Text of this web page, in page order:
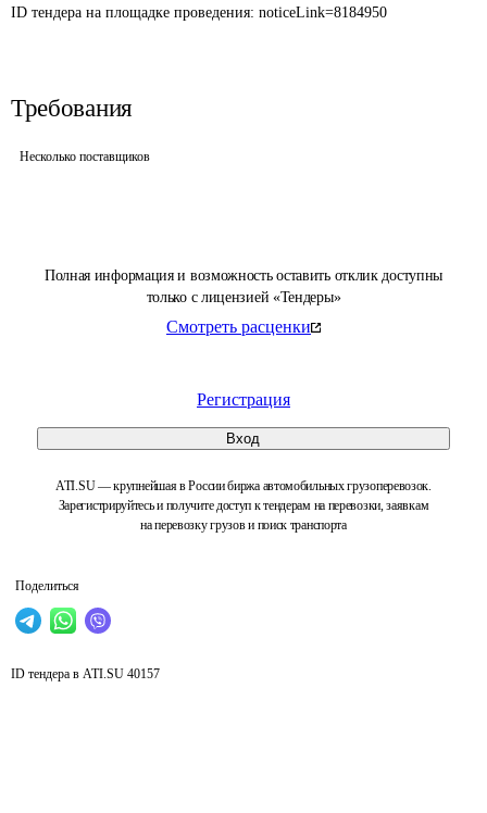
Полная информация и возможность оставить отклик доступны
только с лицензией «Тендеры»
Смотреть расценки
Регистрация
Вход
ATI.SU — крупнейшая в России биржа автомобильных грузоперевозок.
Зарегистрируйтесь и получите доступ к тендерам на перевозки, заявкам
на перевозку грузов и поиск транспорта
Поделиться
ID тендера на площадке проведения: noticeLink=8184950
Требования
Несколько поставщиков
ID тендера в ATI.SU 40157